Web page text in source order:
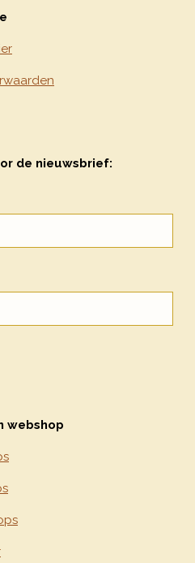
de nieuwsbrief:
webshop